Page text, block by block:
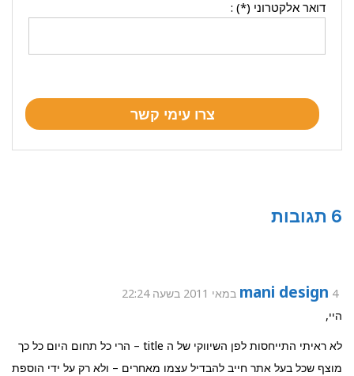
דואר אלקטרוני (*) :
6 תגובות
mani design 4 במאי 2011 בשעה 22:24
היי,
לא ראיתי התייחסות לפן השיווקי של ה title – הרי כל תחום היום כל כך
מוצף שכל בעל אתר חייב להבדיל עצמו מאחרים – ולא רק על ידי הוספת